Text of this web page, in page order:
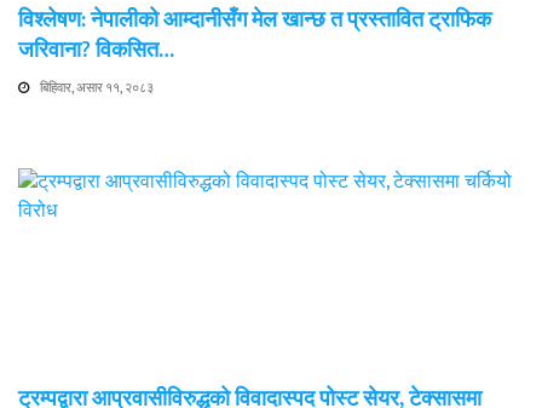
विश्लेषण: नेपालीको आम्दानीसँग मेल खान्छ त प्रस्तावित ट्राफिक
जरिवाना? विकसित…
बिहिवार, असार ११, २०८३
ट्रम्पद्वारा आप्रवासीविरुद्धको विवादास्पद पोस्ट सेयर, टेक्सासमा